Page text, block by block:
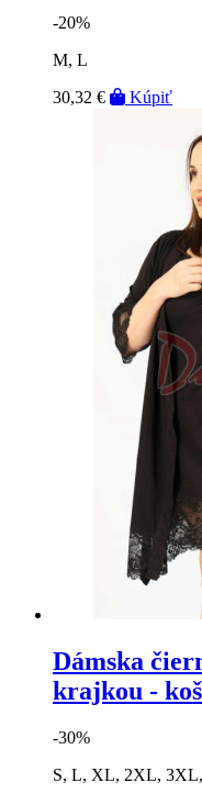
-20%
M, L
30,32 €
Kúpiť
Dámska
krajkou -
-30%
S, L, XL, 2XL,